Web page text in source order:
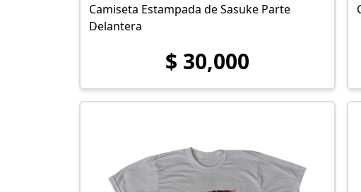
Camiseta Estampada de Sasuke Parte
Delantera
$ 30,000